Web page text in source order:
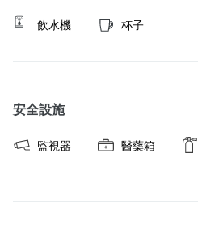
飲水機 杯子
安全設施
監視器 醫藥箱